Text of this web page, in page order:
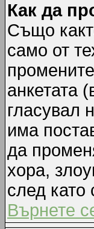
Как да
Също
само от
анкетата
гласувал
има
да
хора,
след като
Върнете